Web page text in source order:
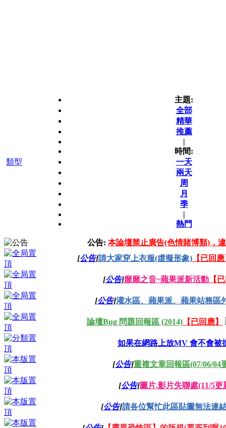
類型
主題:
全部
精華
推薦
|
時間:
一天
兩天
周
月
季
|
熱門
公告: 本論壇禁止廣告(色情賭博類)，
[公告]請大家穿上衣服(虛擬形象)【已回應
[公告]靡靡之音~蘋果派新活動【
[公告]灌水區、蘋果派、蘋果站務區
論壇Bug 問題回報區 (2014)【已回應】
如果在網路上放MV 會不會被
[公告]重複文章回報區(07/06/04
[公告]圖片.影片失聯處(11/5更
[公告]請各位幫忙此區貼圖無法連